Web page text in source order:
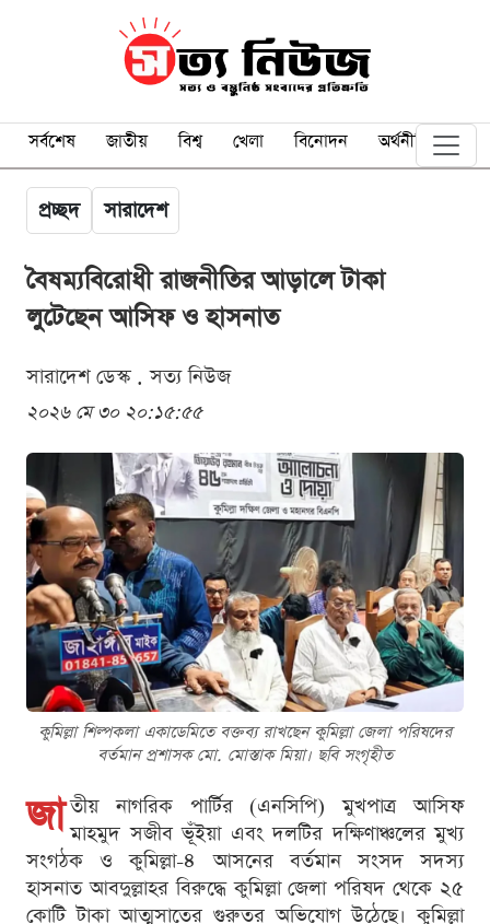
সর্বশেষ জাতীয় বিশ্ব খেলা বিনোদন অর্থনীতি
প্রচ্ছদ সারাদেশ
বৈষম্যবিরোধী রাজনীতির আড়ালে টাকা
লুটেছেন আসিফ ও হাসনাত
সারাদেশ ডেস্ক . সত্য নিউজ
২০২৬ মে ৩০ ২০:১৫:৫৫
কুমিল্লা শিল্পকলা একাডেমিতে বক্তব্য রাখছেন কুমিল্লা জেলা পরিষদের
বর্তমান প্রশাসক মো. মোস্তাক মিয়া। ছবি সংগৃহীত
জা তীয় নাগরিক পার্টির (এনসিপি) মুখপাত্র আসিফ
মাহমুদ সজীব ভূঁইয়া এবং দলটির দক্ষিণাঞ্চলের মুখ্য
সংগঠক ও কুমিল্লা-৪ আসনের বর্তমান সংসদ সদস্য
হাসনাত আবদুল্লাহর বিরুদ্ধে কুমিল্লা জেলা পরিষদ থেকে ২৫
কোটি টাকা আত্মসাতের গুরুতর অভিযোগ উঠেছে। কুমিল্লা